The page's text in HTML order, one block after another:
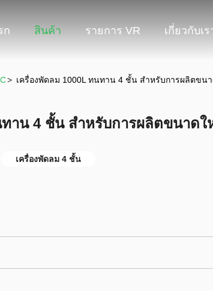
ก สินค้า รายการ VR เกี่ยวกับเร
> เครื่องพัดลม 1000L ทนทาน 4 ชั้น สําหรับการผลิตขน
ทาน 4 ชั้น สําหรับการผลิตขนาด
เครื่องพัดลม 4 ชั้น